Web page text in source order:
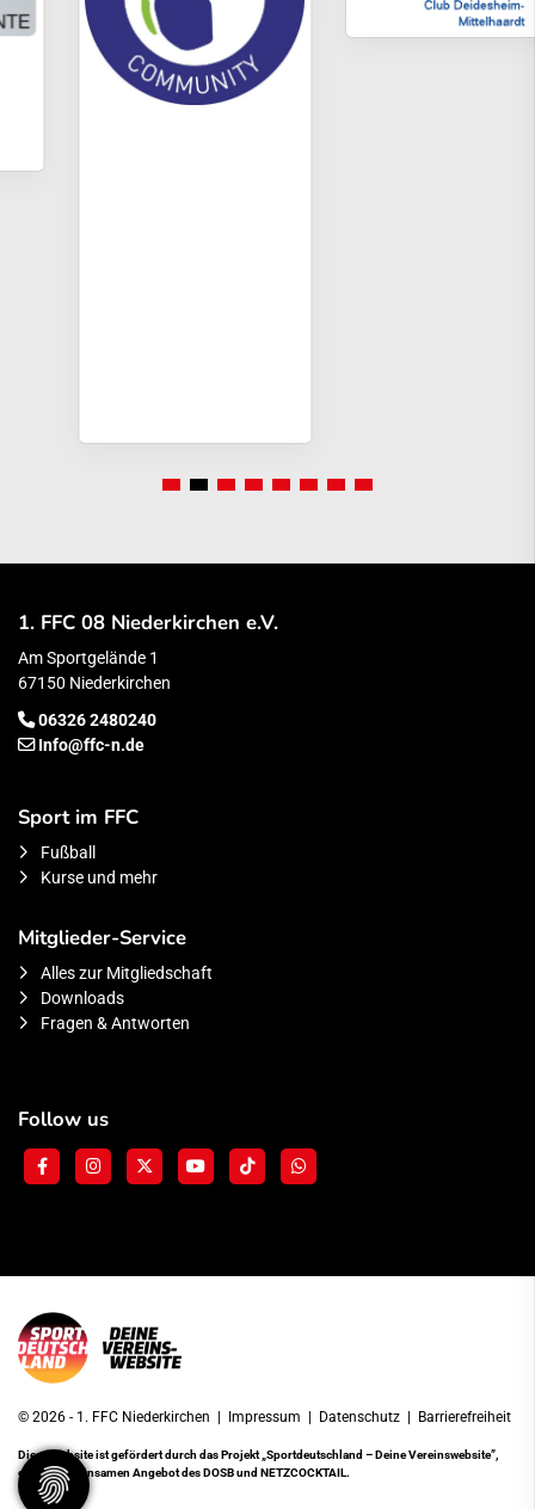
1. FFC 08 Niederkirchen e.V.
Am Sportgelände 1
67150 Niederkirchen
06326 2480240
Info@ffc-n.de
Sport im FFC
Fußball
Kurse und mehr
Mitglieder-Service
Alles zur Mitgliedschaft
Downloads
Fragen & Antworten
Follow us
© 2026 - 1. FFC Niederkirchen | Impressum Datenschutz Barrierefreiheit
Diese Website ist gefördert durch das Projekt„Sportdeutschland – Deine Vereinswebsite”,
einem gemeinsamen Angebot des DOSB und NETZCOCKTAIL.